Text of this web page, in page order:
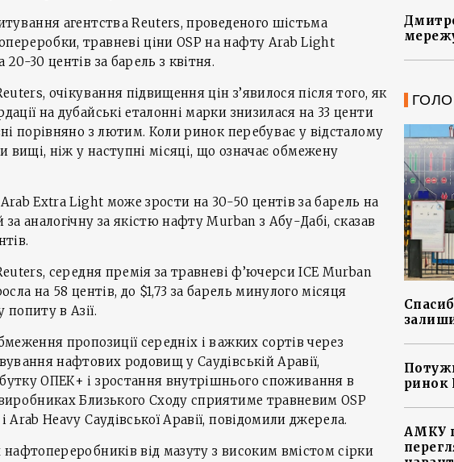
агентства Reuters, проведеного шістьма
травневі ціни OSP на нафту Arab Light
30 центів за барель з квітня.
очікування підвищення цін з’явилося після того, як
на дубайські еталонні марки знизилася на 33 центи
порівняно з лютим. Коли ринок перебуває у відсталому
вищі, ніж у наступні місяці, що означає обмежену
Extra Light може зрости на 30-50 центів за барель на
аналогічну за якістю нафту Murban з Абу-Дабі, сказав
середня премія за травневі ф’ючерси ICE Murban
на 58 центів, до $1,73 за барель минулого місяця
попиту в Азії.
пропозиції середніх і важких сортів через
нафтових родовищ у Саудівській Аравії,
ОПЕК+ і зростання внутрішнього споживання в
Близького Сходу сприятиме травневим OSP
Arab Heavy Саудівської Аравії, повідомили джерела.
нафтопереробників від мазуту з високим вмістом сірки
ринок
АМКУ